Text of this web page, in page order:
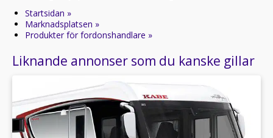
Startsidan »
Marknadsplatsen »
Produkter för fordonshandlare »
Liknande annonser som du kanske gillar